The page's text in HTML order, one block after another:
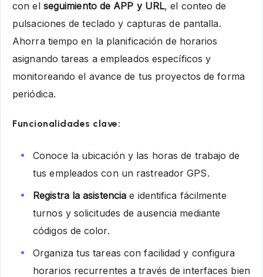
con el seguimiento de APP y URL, el conteo de
pulsaciones de teclado y capturas de pantalla.
Ahorra tiempo en la planificación de horarios
asignando tareas a empleados específicos y
monitoreando el avance de tus proyectos de forma
periódica.
Funcionalidades clave:
Conoce la ubicación y las horas de trabajo de
tus empleados con un rastreador GPS.
Registra la asistencia e identifica fácilmente
turnos y solicitudes de ausencia mediante
códigos de color.
Organiza tus tareas con facilidad y configura
horarios recurrentes a través de interfaces bien